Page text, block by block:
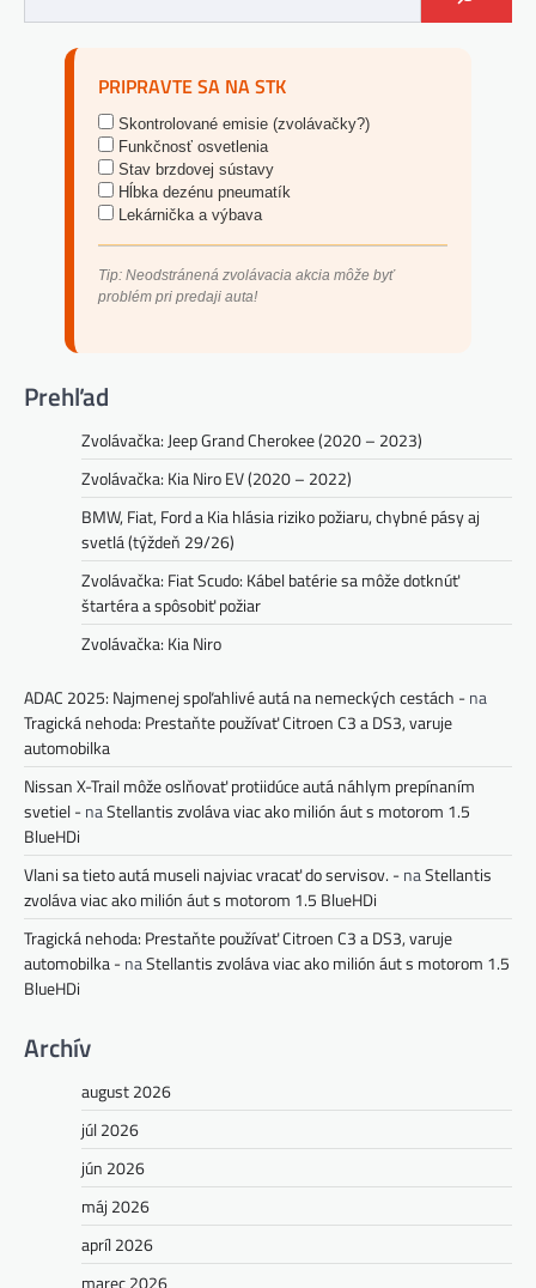
PRIPRAVTE SA NA STK
Skontrolované emisie (zvolávačky?)
Funkčnosť osvetlenia
Stav brzdovej sústavy
Hĺbka dezénu pneumatík
Lekárnička a výbava
Tip: Neodstránená zvolávacia akcia môže byť
problém pri predaji auta!
Prehľad
Zvolávačka: Jeep Grand Cherokee (2020 – 2023)
Zvolávačka: Kia Niro EV (2020 – 2022)
BMW, Fiat, Ford a Kia hlásia riziko požiaru, chybné pásy aj
svetlá (týždeň 29/26)
Zvolávačka: Fiat Scudo: Kábel batérie sa môže dotknúť
štartéra a spôsobiť požiar
Zvolávačka: Kia Niro
ADAC 2025: Najmenej spoľahlivé autá na nemeckých cestách -na
Tragická nehoda: Prestaňte používať Citroen C3 a DS3, varuje
automobilka
Nissan X-Trail môže oslňovať protiidúce autá náhlym prepínaním
svetiel -naStellantis zvoláva viac ako milión áut s motorom 1.5
BlueHDi
Vlani sa tieto autá museli najviac vracať do servisov. -naStellantis
zvoláva viac ako milión áut s motorom 1.5 BlueHDi
Tragická nehoda: Prestaňte používať Citroen C3 a DS3, varuje
automobilka -naStellantis zvoláva viac ako milión áut s motorom 1.5
BlueHDi
Archív
august 2026
júl 2026
jún 2026
máj 2026
apríl 2026
marec 2026